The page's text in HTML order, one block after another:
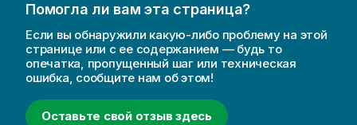
Помогла ли вам эта страница?
Если вы обнаружили какую-либо проблему на этой
странице или с ее содержанием — будь то
опечатка, пропущенный шаг или техническая
ошибка, сообщите нам об этом!
Оставьте свой отзыв здесь